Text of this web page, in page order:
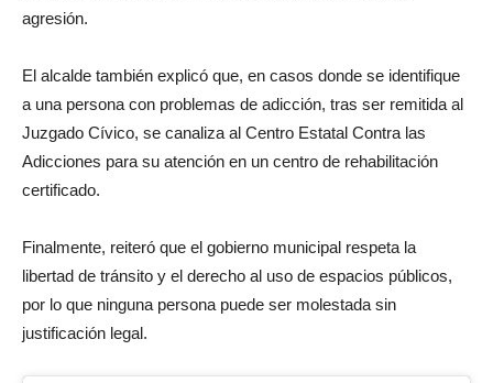
agresión.
El alcalde también explicó que, en casos donde se identifique
a una persona con problemas de adicción, tras ser remitida al
Juzgado Cívico, se canaliza al Centro Estatal Contra las
Adicciones para su atención en un centro de rehabilitación
certificado.
Finalmente, reiteró que el gobierno municipal respeta la
libertad de tránsito y el derecho al uso de espacios públicos,
por lo que ninguna persona puede ser molestada sin
justificación legal.